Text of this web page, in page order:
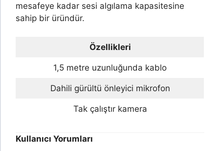
mesafeye kadar sesi algılama kapasitesine
sahip bir üründür.
Özellikleri
1,5 metre uzunluğunda kablo
Dahili gürültü önleyici mikrofon
Tak çalıştır kamera
Kullanıcı Yorumları